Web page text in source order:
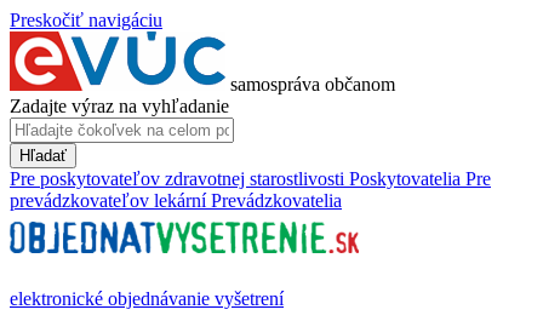
Preskočiť navigáciu
samospráva občanom
Zadajte výraz na vyhľadanie
Hľadať
Pre poskytovateľov zdravotnej starostlivosti Poskytovatelia Pre
prevádzkovateľov lekární Prevádzkovatelia
elektronické objednávanie vyšetrení